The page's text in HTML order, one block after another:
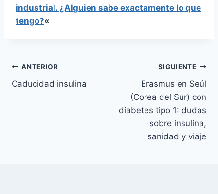
industrial. ¿Alguien sabe exactamente lo que
tengo?«
Navegación
de
ANTERIOR
Caducidad insulina
SIGUIENTE
Erasmus en Seúl
(Corea del Sur) con
diabetes tipo 1: dudas
sobre insulina,
sanidad y viaje